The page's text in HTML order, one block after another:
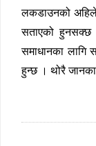
लकडाउनको
सताएको हुनसक्छ
समाधानका लागि
हुन्छ । थोरै